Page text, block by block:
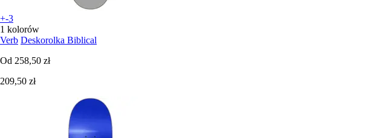
+-3
1 kolorów
Verb Deskorolka Biblical
Od 258,50 zł
209,50 zł